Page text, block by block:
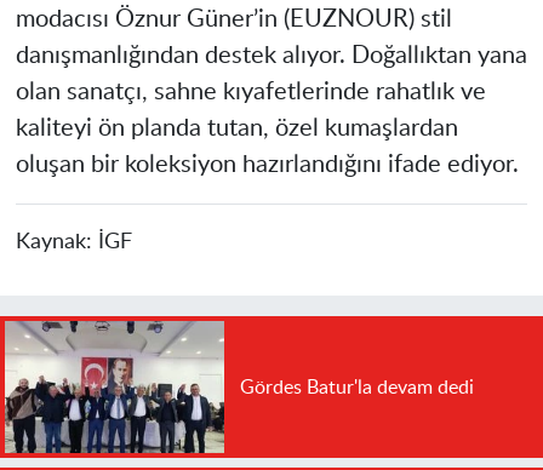
modacısı Öznur Güner’in (EUZNOUR) stil
danışmanlığından destek alıyor. Doğallıktan yana
olan sanatçı, sahne kıyafetlerinde rahatlık ve
kaliteyi ön planda tutan, özel kumaşlardan
oluşan bir koleksiyon hazırlandığını ifade ediyor.
Kaynak: İGF
Gördes Batur'la devam dedi